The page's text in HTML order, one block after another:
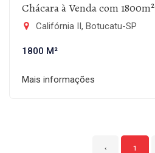
Chácara à Venda com 1800m²
Califórnia II, Botucatu-SP
1800 M²
Mais informações
‹ 1